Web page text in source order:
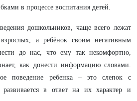
в процессе воспитания детей.
дошкольников, чаще всего лежат
а ребёнок своим негативным
до нас, что ему так некомфортно,
как донести информацию словами.
поведение ребенка – это слепок с
развивается в ответ на их характер и